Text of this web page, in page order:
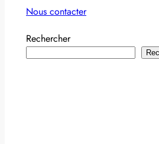
Nous contacter
Rechercher